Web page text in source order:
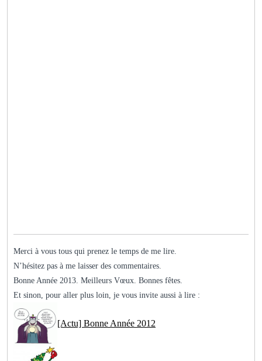
Merci à vous tous qui prenez le temps de me lire.
N’hésitez pas à me laisser des commentaires.
Bonne Année 2013. Meilleurs Vœux. Bonnes fêtes.
Et sinon, pour aller plus loin, je vous invite aussi à lire :
[Actu] Bonne Année 2012